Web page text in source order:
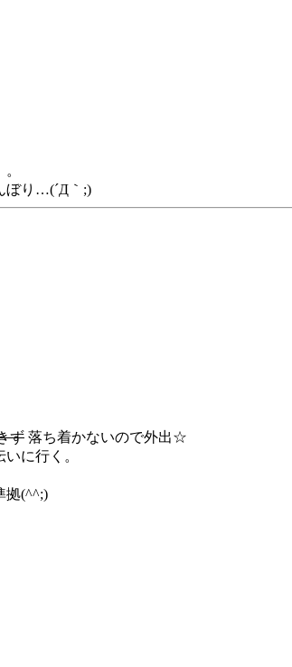
ぼり…(´Д｀;)
ず 落ち着かないので外出☆
に行く。
拠(^^;)